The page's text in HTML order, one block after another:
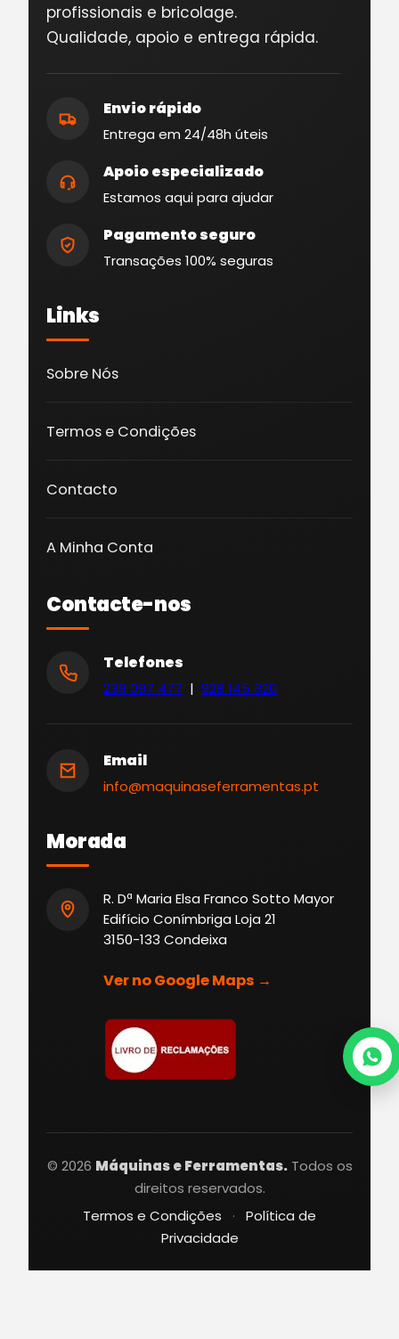
profissionais e bricolage.
Qualidade, apoio e entrega rápida.
Envio rápido
Entrega em 24/48h úteis
Apoio especializado
Estamos aqui para ajudar
Pagamento seguro
Transações 100% seguras
Links
Sobre Nós
Termos e Condições
Contacto
A Minha Conta
Contacte-nos
Telefones
239 097 477 | 928 145 320
Email
info@maquinaseferramentas.pt
Morada
R. Dª Maria Elsa Franco Sotto Mayor
Edifício Conímbriga Loja 21
3150-133 Condeixa
Ver no Google Maps →
© 2026 Máquinas e Ferramentas.Todos os
direitos reservados.
Termos e Condições
·
Política de
Privacidade